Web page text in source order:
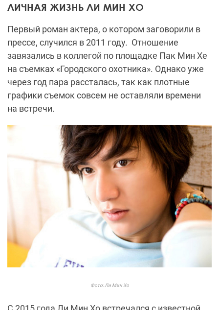
ЛИЧНАЯ ЖИЗНЬ ЛИ МИН ХО
Первый роман актера, о котором заговорили в
прессе, случился в 2011 году. Отношение
завязались в коллегой по площадке Пак Мин Хе
на съемках «Городского охотника». Однако уже
через год пара рассталась, так как плотные
графики съемок совсем не оставляли времени
на встречи.
Фото: Ли Мин Хо